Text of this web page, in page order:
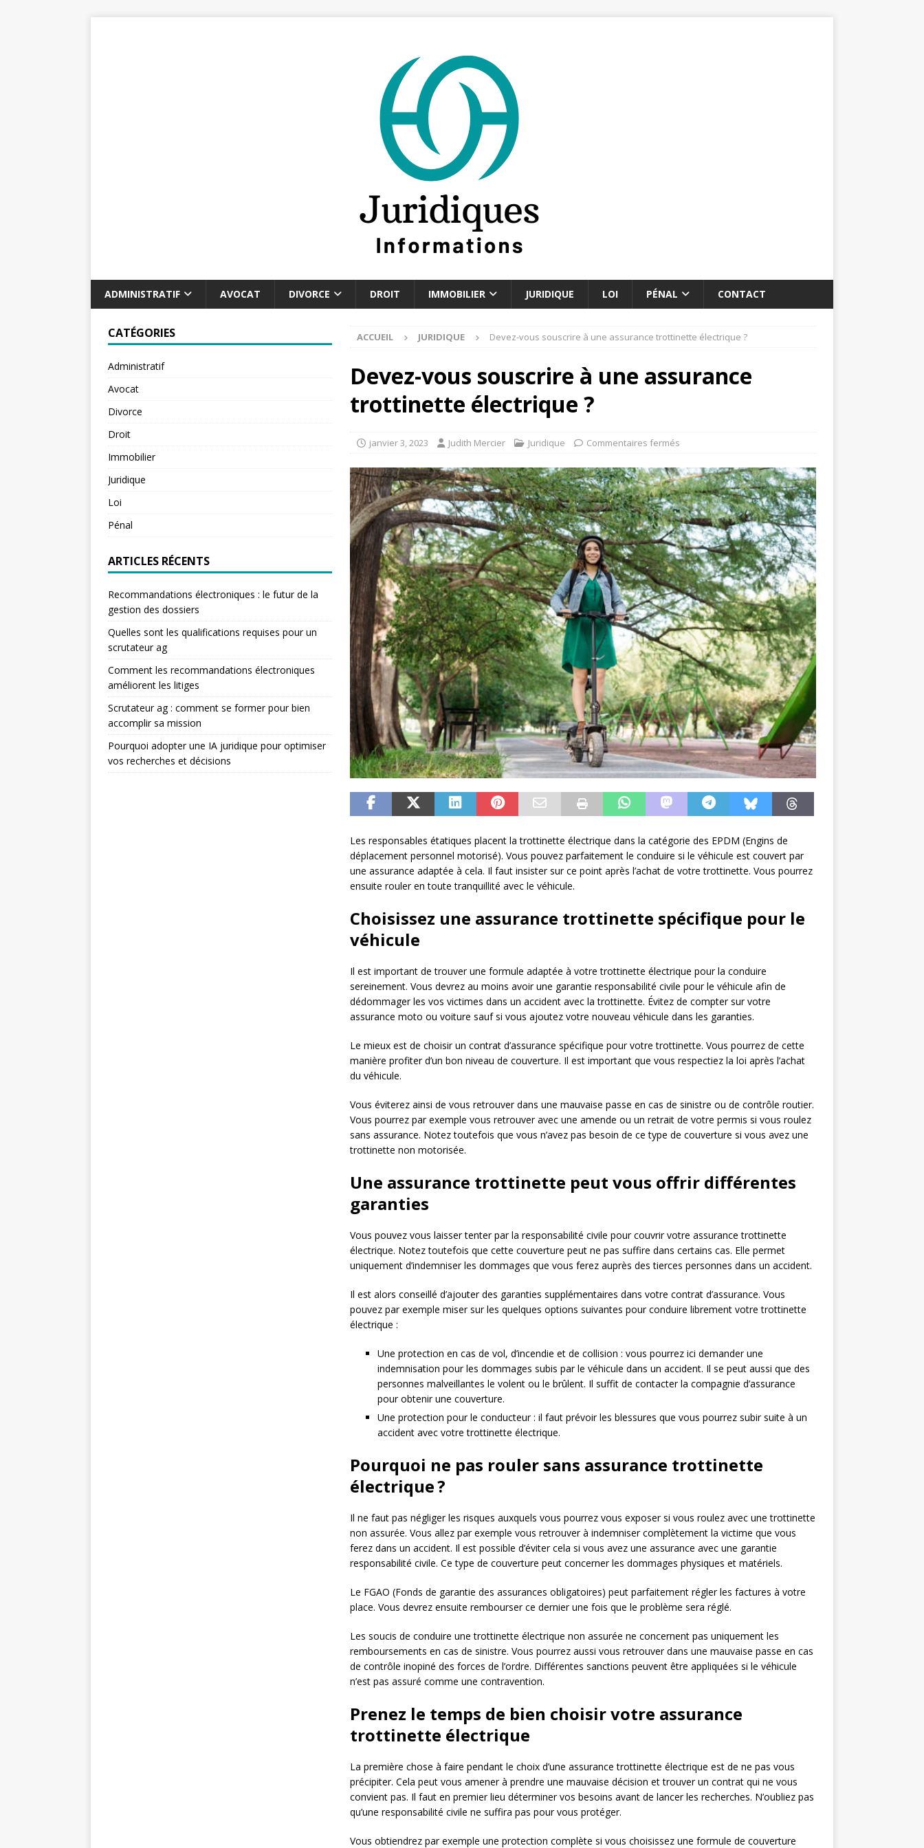
ADMINISTRATIF AVOCAT DIVORCE DROIT IMMOBILIER JURIDIQUE LOI PÉNAL CONTACT
ACCUEIL JURIDIQUE Devez-vous souscrire à une assurance trottinette électrique ?
Devez-vous souscrire à une assurance
trottinette électrique ?
janvier 3, 2023 Judith Mercier Juridique Commentaires fermés
Les responsables étatiques placent la trottinette électrique dans la catégorie des EPDM (Engins de
déplacement personnel motorisé). Vous pouvez parfaitement le conduire si le véhicule est couvert par
une assurance adaptée à cela. Il faut insister sur ce point après l’achat de votre trottinette. Vous pourrez
ensuite rouler en toute tranquillité avec le véhicule.
Choisissez une assurance trottinette spécifique pour le
véhicule
Il est important de trouver une formule adaptée à votre trottinette électrique pour la conduire
sereinement. Vous devrez au moins avoir une garantie responsabilité civile pour le véhicule afin de
dédommager les vos victimes dans un accident avec la trottinette. Évitez de compter sur votre
assurance moto ou voiture sauf si vous ajoutez votre nouveau véhicule dans les garanties.
Le mieux est de choisir un contrat d’assurance spécifique pour votre trottinette. Vous pourrez de cette
manière profiter d’un bon niveau de couverture. Il est important que vous respectiez la loi après l’achat
du véhicule.
Vous éviterez ainsi de vous retrouver dans une mauvaise passe en cas de sinistre ou de contrôle routier.
Vous pourrez par exemple vous retrouver avec une amende ou un retrait de votre permis si vous roulez
sans assurance. Notez toutefois que vous n’avez pas besoin de ce type de couverture si vous avez une
trottinette non motorisée.
Une assurance trottinette peut vous offrir différentes
garanties
Vous pouvez vous laisser tenter par la responsabilité civile pour couvrir votre assurance trottinette
électrique. Notez toutefois que cette couverture peut ne pas suffire dans certains cas. Elle permet
uniquement d’indemniser les dommages que vous ferez auprès des tierces personnes dans un accident.
Il est alors conseillé d’ajouter des garanties supplémentaires dans votre contrat d’assurance. Vous
pouvez par exemple miser sur les quelques options suivantes pour conduire librement votre trottinette
électrique :
Une protection en cas de vol, d’incendie et de collision : vous pourrez ici demander une
indemnisation pour les dommages subis par le véhicule dans un accident. Il se peut aussi que des
personnes malveillantes le volent ou le brûlent. Il suffit de contacter la compagnie d’assurance
pour obtenir une couverture.
Une protection pour le conducteur : il faut prévoir les blessures que vous pourrez subir suite à un
accident avec votre trottinette électrique.
Pourquoi ne pas rouler sans assurance trottinette
électrique ?
Il ne faut pas négliger les risques auxquels vous pourrez vous exposer si vous roulez avec une trottinette
non assurée. Vous allez par exemple vous retrouver à indemniser complètement la victime que vous
ferez dans un accident. Il est possible d’éviter cela si vous avez une assurance avec une garantie
responsabilité civile. Ce type de couverture peut concerner les dommages physiques et matériels.
Le FGAO (Fonds de garantie des assurances obligatoires) peut parfaitement régler les factures à votre
place. Vous devrez ensuite rembourser ce dernier une fois que le problème sera réglé.
Les soucis de conduire une trottinette électrique non assurée ne concernent pas uniquement les
remboursements en cas de sinistre. Vous pourrez aussi vous retrouver dans une mauvaise passe en cas
de contrôle inopiné des forces de l’ordre. Différentes sanctions peuvent être appliquées si le véhicule
n’est pas assuré comme une contravention.
Prenez le temps de bien choisir votre assurance
trottinette électrique
La première chose à faire pendant le choix d’une assurance trottinette électrique est de ne pas vous
précipiter. Cela peut vous amener à prendre une mauvaise décision et trouver un contrat qui ne vous
convient pas. Il faut en premier lieu déterminer vos besoins avant de lancer les recherches. N’oubliez pas
qu’une responsabilité civile ne suffira pas pour vous protéger.
Vous obtiendrez par exemple une protection complète si vous choisissez une formule de couverture
CATÉGORIES
Administratif
Avocat
Divorce
Droit
Immobilier
Juridique
Loi
Pénal
ARTICLES RÉCENTS
Recommandations électroniques : le futur de la
gestion des dossiers
Quelles sont les qualifications requises pour un
scrutateur ag
Comment les recommandations électroniques
améliorent les litiges
Scrutateur ag : comment se former pour bien
accomplir sa mission
Pourquoi adopter une IA juridique pour optimiser
vos recherches et décisions